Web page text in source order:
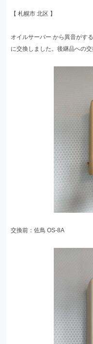
【 札幌市 北区 】
オイルサーバー から異音がす
に交換しました。後継品への
交換前：佐鳥 OS-8A